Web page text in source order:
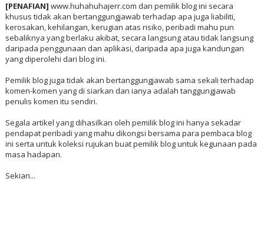
[PENAFIAN] www.huhahuhajerr.com dan pemilik blog ini secara
khusus tidak akan bertanggungjawab terhadap apa juga liabiliti,
kerosakan, kehilangan, kerugian atas risiko, peribadi mahu pun
sebaliknya yang berlaku akibat, secara langsung atau tidak langsung
daripada penggunaan dan aplikasi, daripada apa juga kandungan
yang diperolehi dari blog ini.
Pemilik blog juga tidak akan bertanggungjawab sama sekali terhadap
komen-komen yang di siarkan dan ianya adalah tanggungjawab
penulis komen itu sendiri.
Segala artikel yang dihasilkan oleh pemilik blog ini hanya sekadar
pendapat peribadi yang mahu dikongsi bersama para pembaca blog
ini serta untuk koleksi rujukan buat pemilik blog untuk kegunaan pada
masa hadapan.
Sekian...